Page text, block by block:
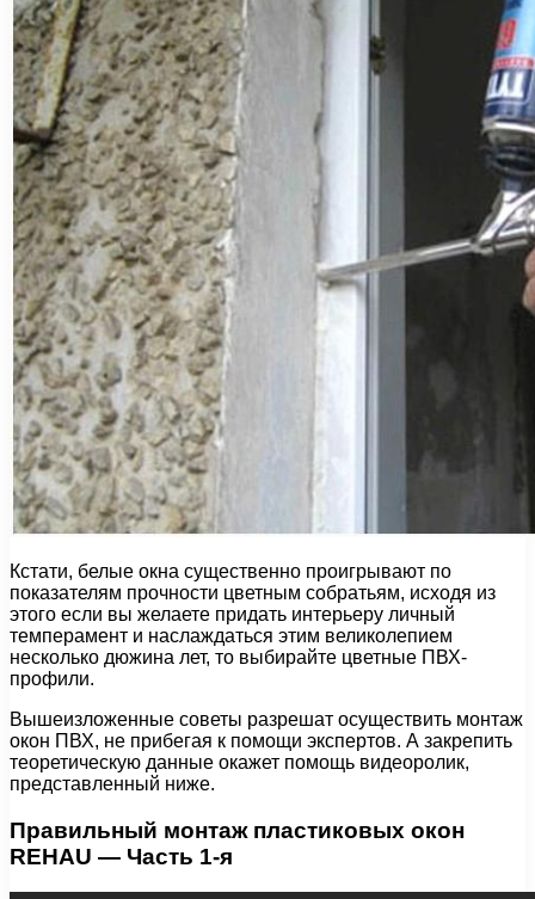
Кстати, белые окна существенно проигрывают по
показателям прочности цветным собратьям, исходя из
этого если вы желаете придать интерьеру личный
темперамент и наслаждаться этим великолепием
несколько дюжина лет, то выбирайте цветные ПВХ-
профили.
Вышеизложенные советы разрешат осуществить монтаж
окон ПВХ, не прибегая к помощи экспертов. А закрепить
теоретическую данные окажет помощь видеоролик,
представленный ниже.
Правильный монтаж пластиковых окон
REHAU — Часть 1-я